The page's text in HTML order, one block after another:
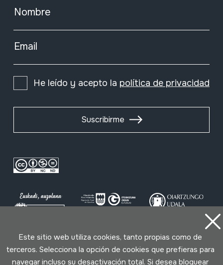
Nombre
Email
He leído y acepto la política de privacidad
Suscribirme
Condiciones de uso
Política de privacidad
Política de cookies
Este sitio web utiliza cookies, tanto propias como de
terceros. Selecciona la opción de cookies que prefieras para
navegar incluso su desactivación total. Si desea bloquear